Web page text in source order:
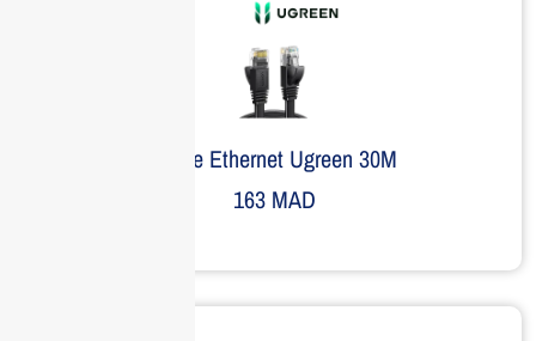
Câble Ethernet Ugreen 30M
163 MAD